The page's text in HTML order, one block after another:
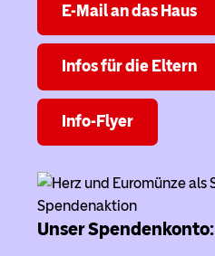
E-Mail an das Haus
Infos für die Eltern
Info-Flyer
Unser Spendenkonto: